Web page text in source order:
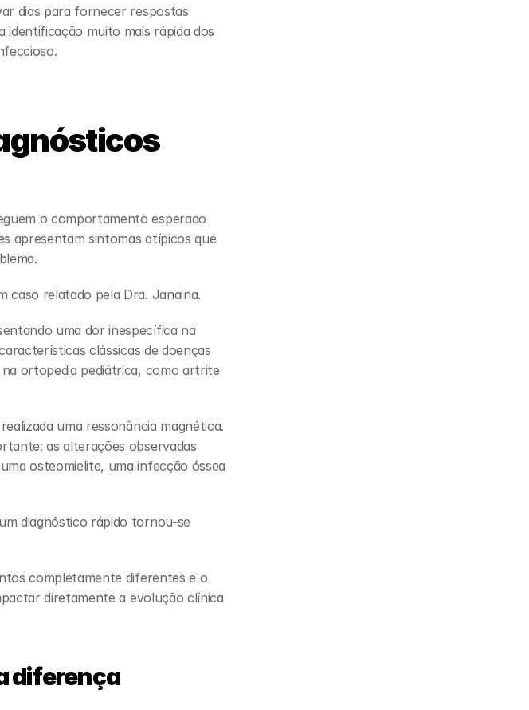
dias para fornecer respostas
identificação muito mais rápida dos
o comportamento esperado
apresentam sintomas atípicos que
caso relatado pela Dra. Janaina.
uma dor inespecífica na
clássicas de doenças
ortopedia pediátrica, como artrite
uma ressonância magnética.
as alterações observadas
osteomielite, uma infecção óssea
diagnóstico rápido tornou-se
completamente diferentes e o
diretamente a evolução clínica
diferença